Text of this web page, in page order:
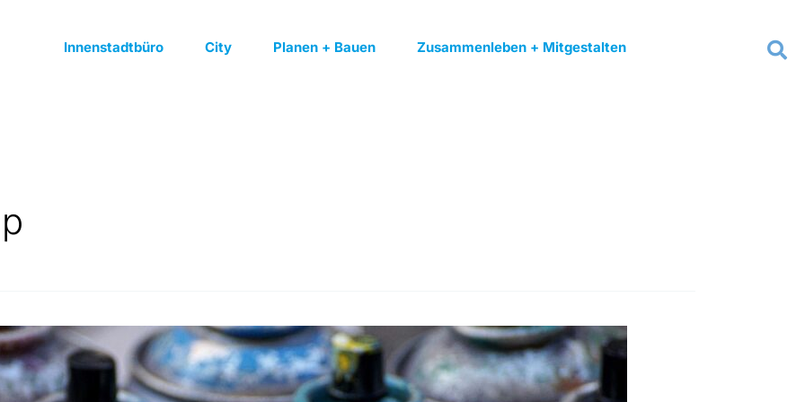
Innenstadtbüro City Planen + Bauen Zusammenleben + Mitgestalten